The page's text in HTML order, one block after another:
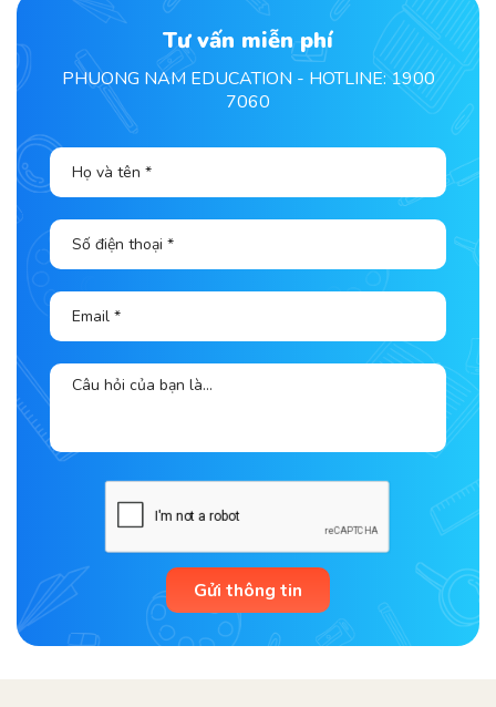
Tư vấn miễn phí
PHUONG NAM EDUCATION - HOTLINE: 1900
7060
Gửi thông tin